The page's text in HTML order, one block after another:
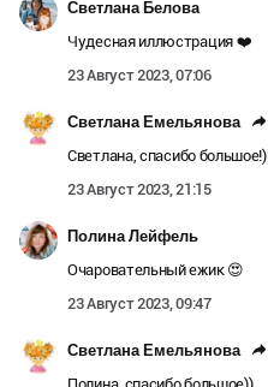
Светлана Белова
Чудесная иллюстрация ❤️
23 Август 2023, 07:06
Светлана Емельянова
Светлана, спасибо большое!)
23 Август 2023, 21:15
Полина Лейфель
Очаровательный ежик 😍
23 Август 2023, 09:47
Светлана Емельянова